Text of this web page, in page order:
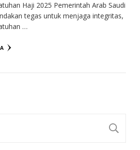
Haji 2025 Pemerintah Arab Saudi
tegas untuk menjaga integritas,
…